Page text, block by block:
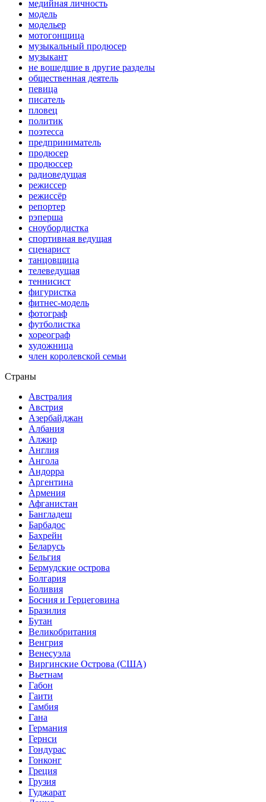
медийная личность
модель
модельер
мотогонщица
музыкальный продюсер
музыкант
не вошедшие в другие разделы
общественная деятель
певица
писатель
пловец
политик
поэтесса
предприниматель
продюсер
продюссер
радиоведущая
режиссер
режиссёр
репортер
рэперша
сноубордистка
спортивная ведущая
сценарист
танцовщица
телеведущая
теннисист
фигуристка
фитнес-модель
фотограф
футболистка
хореограф
художница
член королевской семьи
Страны
Австралия
Австрия
Азербайджан
Албания
Алжир
Англия
Ангола
Андорра
Аргентина
Армения
Афганистан
Бангладеш
Барбадос
Бахрейн
Беларусь
Бельгия
Бермудские острова
Болгария
Боливия
Босния и Герцеговина
Бразилия
Бутан
Великобритания
Венгрия
Венесуэла
Виргинские Острова (США)
Вьетнам
Габон
Гаити
Гамбия
Гана
Германия
Гернси
Гондурас
Гонконг
Греция
Грузия
Гуджарат